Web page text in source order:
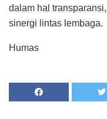
dalam hal
sinergi lintas lembaga.
Humas